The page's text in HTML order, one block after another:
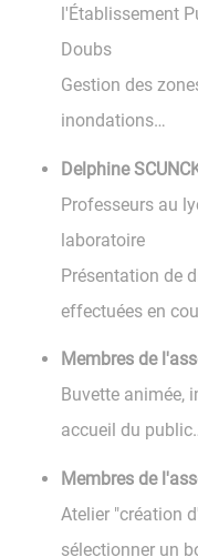
l'Établissement
Doubs
Gestion des
inondations…
Delphine
Professeurs au
laboratoire
Présentation de
effectuées en
Membres de
Buvette animée,
accueil du
Membres de
Atelier "création
sélectionner un